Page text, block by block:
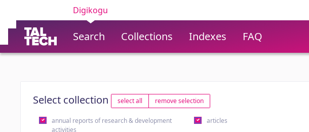
Digikogu
Search Collections Indexes FAQ
Select collection select all remove selection
annual reports of research & development
activities
articles